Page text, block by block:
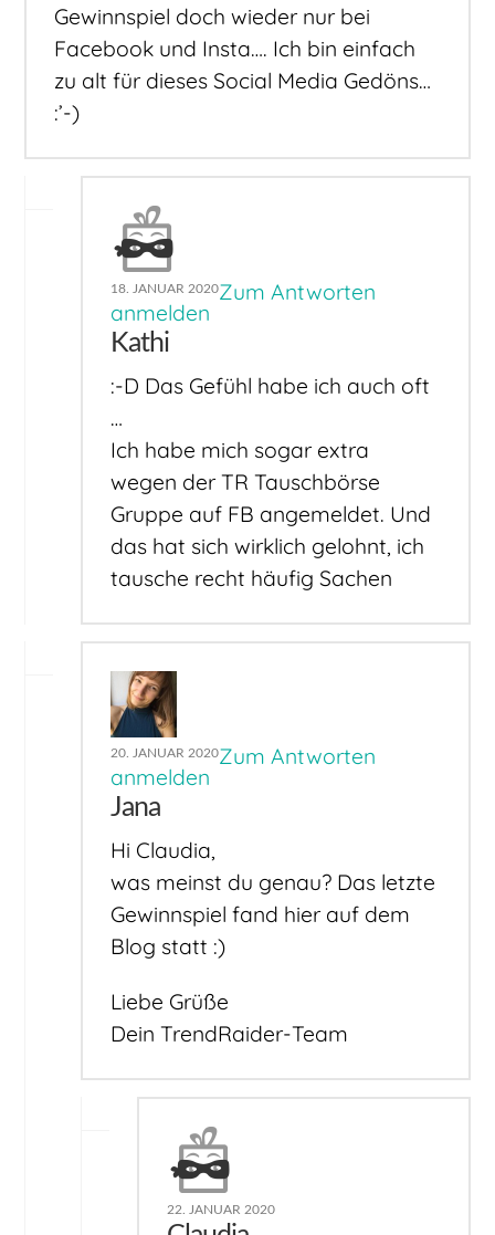
Gewinnspiel doch wieder nur bei
Facebook und Insta…. Ich bin einfach
zu alt für dieses Social Media Gedöns…
:’-)
18. JANUAR 2020Zum Antworten
anmelden
Kathi
:-D Das Gefühl habe ich auch oft
…
Ich habe mich sogar extra
wegen der TR Tauschbörse
Gruppe auf FB angemeldet. Und
das hat sich wirklich gelohnt, ich
tausche recht häufig Sachen
20. JANUAR 2020Zum Antworten
anmelden
Jana
Hi Claudia,
was meinst du genau? Das letzte
Gewinnspiel fand hier auf dem
Blog statt :)
Liebe Grüße
Dein TrendRaider-Team
22. JANUAR 2020